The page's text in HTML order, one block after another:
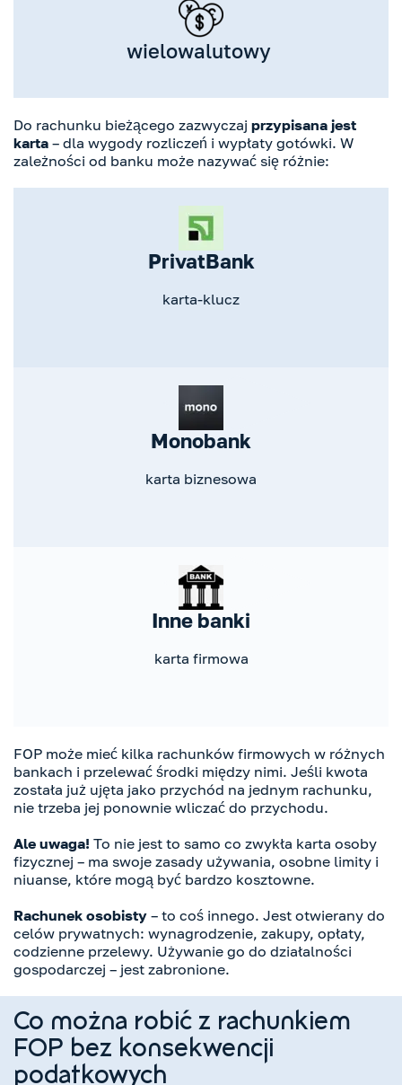
wielowalutowy
Do rachunku bieżącego zazwyczaj przypisana jest
karta – dla wygody rozliczeń i wypłaty gotówki. W
zależności od banku może nazywać się różnie:
PrivatBank
karta-klucz
Monobank
karta biznesowa
Inne banki
karta firmowa
FOP może mieć kilka rachunków firmowych w różnych
bankach i przelewać środki między nimi. Jeśli kwota
została już ujęta jako przychód na jednym rachunku,
nie trzeba jej ponownie wliczać do przychodu.
Ale uwaga! To nie jest to samo co zwykła karta osoby
fizycznej – ma swoje zasady używania, osobne limity i
niuanse, które mogą być bardzo kosztowne.
Rachunek osobisty – to coś innego. Jest otwierany do
celów prywatnych: wynagrodzenie, zakupy, opłaty,
codzienne przelewy. Używanie go do działalności
gospodarczej – jest zabronione.
Co można robić z rachunkiem
FOP bez konsekwencji
podatkowych